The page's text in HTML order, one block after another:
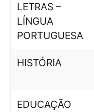
LETRAS –
LÍNGUA
PORTUGUESA
HISTÓRIA
EDUCAÇÃO